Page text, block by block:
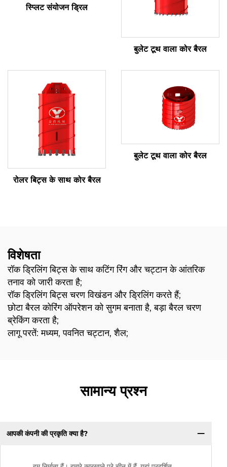
स्प्लिट संयोजन ड्रिल
बुलेट टूथ वाला कोर बैरल
रोलर बिट्स के साथ कोर बैरल
बुलेट टूथ वाला कोर बैरल
विशेषता
रॉक ड्रिलिंग बिट्स के साथ कटिंग रिंग और चट्टान के आंतरिक
तनाव को जारी करता है;
रॉक ड्रिलिंग बिट्स चरण विखंडन और ड्रिलिंग करते हैं;
छोटा बैरल कोरिंग ऑपरेशन को सुगम बनाता है, बड़ा बैरल चरण
ब्रेकिंग करता है;
लागू परतें: मध्यम, पवनित चट्टान, शैल;
सामान्य प्रश्न
आपकी कंपनी की प्रकृति क्या है?